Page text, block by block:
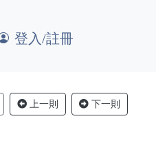
登入/註冊
上一則 下一則